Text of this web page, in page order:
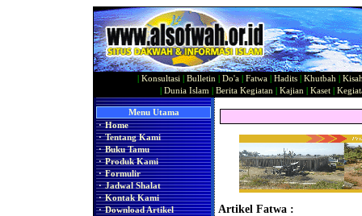
Konsultasi Bulletin Do'a Fatwa Hadits Khutbah
Dunia Islam Berita Kegiatan Kajian Kaset|
Menu Utama
· Home
· Tentang Kami
· Buku Tamu
· Produk Kami
· Formulir
· Jadwal Shalat
· Kontak Kami
· Download Artikel
Artikel Fatwa :